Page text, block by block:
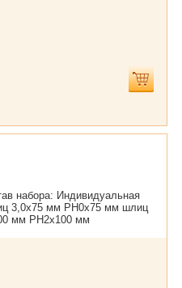
набора: Индивидуальная
3,0x75 мм PH0x75 мм шлиц
мм PH2x100 мм